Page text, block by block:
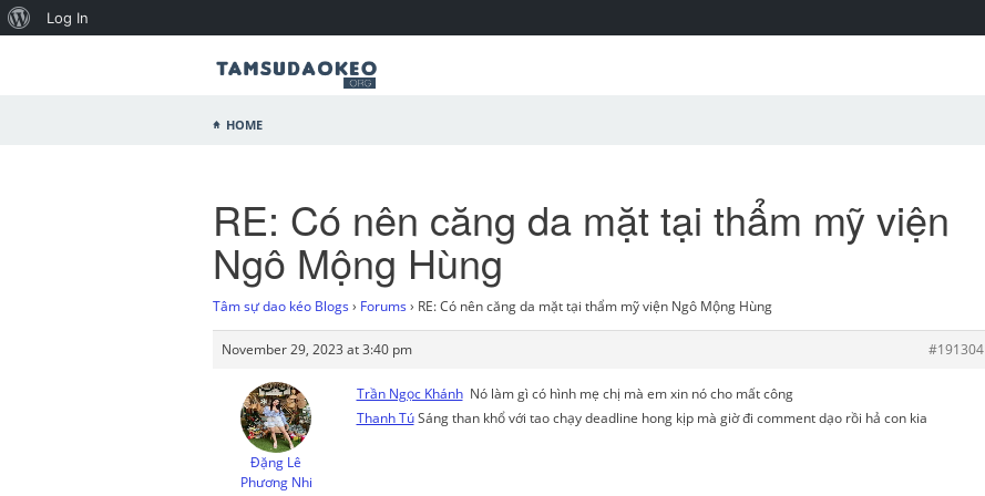
Home
RE: Có nên căng da mặt tại thẩm mỹ viện
Ngô Mộng Hùng
Tâm sự dao kéo Blogs › Forums › RE: Có nên căng da mặt tại thẩm mỹ viện Ngô Mộng Hùng
November 29, 2023 at 3:40 pm #191304
Đặng Lê
Phương Nhi
Trần Ngọc KhánhNó làm gì có hình mẹ chị mà em xin nó cho mất công
Thanh TúSáng than khổ với tao chạy deadline hong kịp mà giờ đi comment dạo rồi hả con kia
Log In